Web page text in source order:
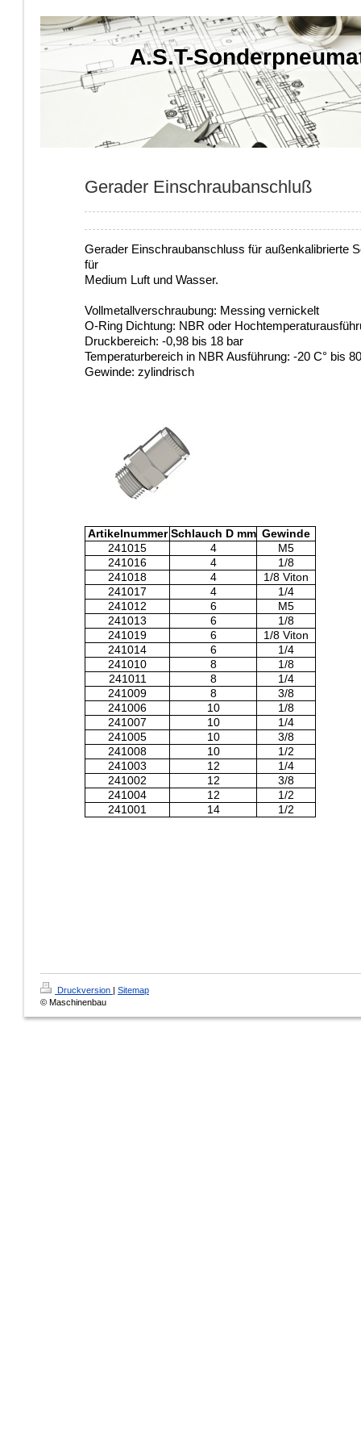
A.S.T-
Gerader Einschraubanschluß
Gerader Einschraubanschluss für außenkalibrierte
für
Medium Luft und Wasser.
Vollmetallverschraubung: Messing vernickelt
O-Ring Dichtung: NBR oder
Druckbereich: -0,98 bis 18 bar
Temperaturbereich in NBR Ausführung: -20 C° bis
Gewinde: zylindrisch
Artikelnummer Schlauch D mm Gewinde
241015
4
M5
241016
4
1/8
241018
4
1/8 Viton
241017
4
1/4
241012
6
M5
241013
6
1/8
241019
6
1/8 Viton
241014
6
1/4
241010
8
1/8
241011
8
1/4
241009
8
3/8
241006
10
1/8
241007
10
1/4
241005
10
3/8
241008
10
1/2
241003
12
1/4
241002
12
3/8
241004
12
1/2
241001
14 1/2
Druckversion | Sitemap
© Maschinenbau